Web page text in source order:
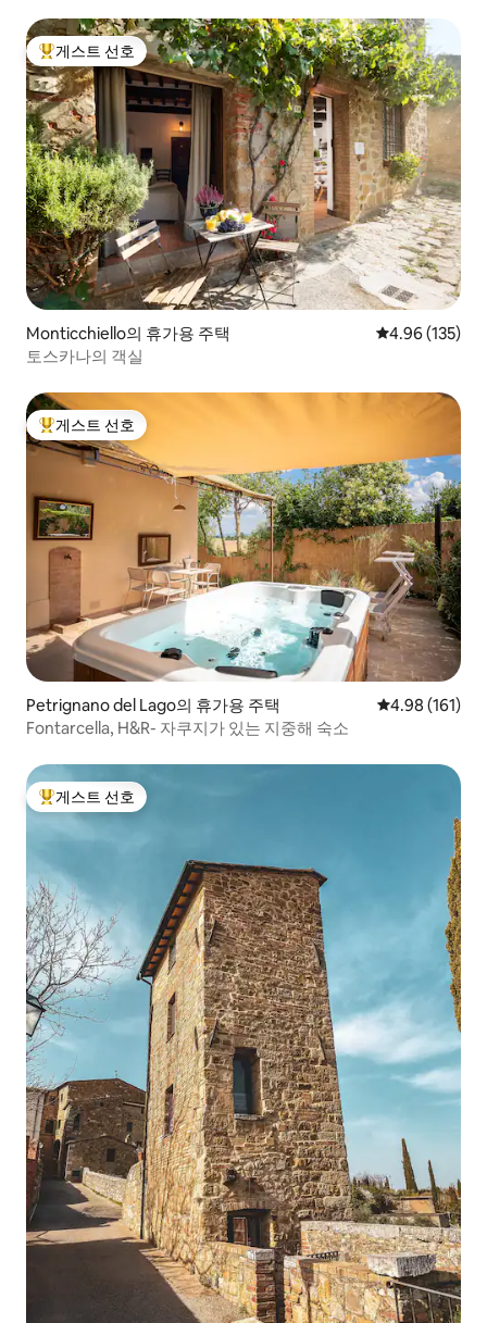
상위 게스트 선호
게스트 선호
Monticchiello의 휴가용 주택 평점 4.96점(5
4.96 (135)
토스카나의 객실
상위 게스트 선호
게스트 선호
Petrignano del Lago의 휴가용 주택 평점 4.98점(5
4.98 (161)
Fontarcella, H&R- 자쿠지가 있는 지중해 숙소
상위 게스트 선호
게스트 선호